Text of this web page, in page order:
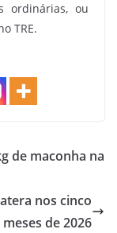
ordinárias, ou
TRE.
de maconha na
nos cinco
de 2026